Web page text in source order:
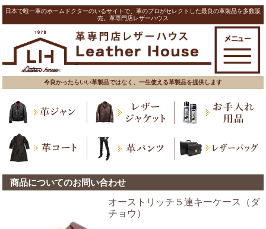
日本で唯一革のホームドクターのいるサイトで、革のプロがセレクトした最良の革製品を多数販
売。革専門店レザーハウス
今良かったらいい革製品ではなく、一生使える革製品を提供します
商品についてのお問い合わせ
オーストリッチ５連キーケース（ダ
チョウ）